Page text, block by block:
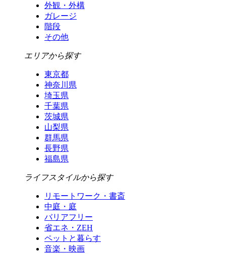
外観・外構
ガレージ
階段
その他
エリアから探す
東京都
神奈川県
埼玉県
千葉県
茨城県
山梨県
群馬県
長野県
福島県
ライフスタイルから探す
リモートワーク・書斎
中庭・庭
バリアフリー
省エネ・ZEH
ペットと暮らす
音楽・映画